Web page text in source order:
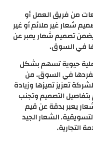
من فريق العمل أو
شعار غير ملائم أو غير
تصميم شعار يعبر عن
في السوق.
حيوية تسهم بشكل
في السوق. من
تعزيز تميزها وزيادة
بتفاصيل التصميم وتجنب
يعبر بدقة عن قيم
الشعار الجيد
التجارية.